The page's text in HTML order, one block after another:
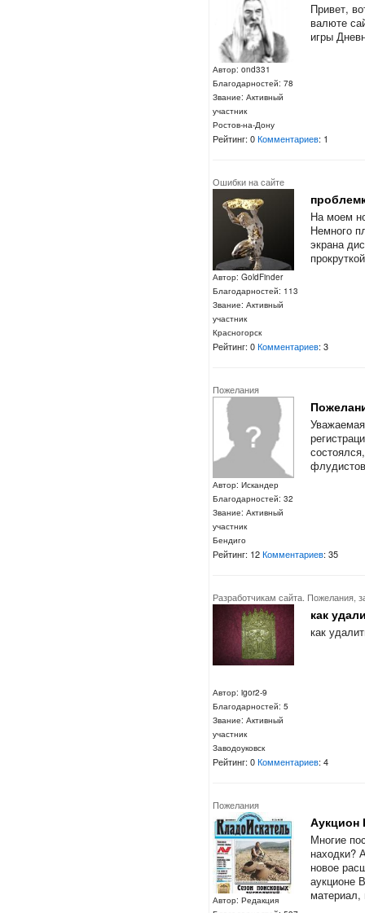
Автор: ond331
Благодарностей: 78
Звание: Активный
участник
Ростов-на-Дону
Привет,
валюте
игры
Рейтинг: 0Комментариев: 1
Ошибки на сайте
Автор: GoldFinder
Благодарностей: 113
Звание: Активный
участник
Красногорск
На моем
Немного
экрана
Рейтинг: 0Комментариев: 3
Пожелания
Автор: Искандер
Благодарностей: 32
Звание: Активный
участник
Бендиго
Рейтинг: 12Комментариев: 35
Разработчикам сайта. Пожелания,
Автор: igor2-9
Благодарностей: 5
Звание: Активный
участник
Заводоуковск
как
как
Рейтинг: 0Комментариев: 4
Пожелания
Автор: Редакция
Аукцион
Многие
находки?
новое
аукционе
материал,